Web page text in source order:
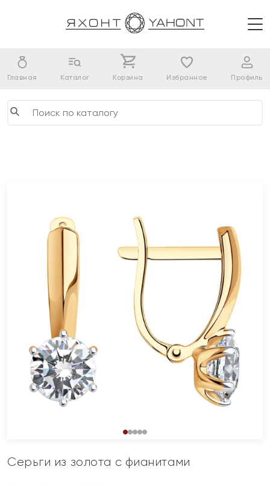
Главная Каталог Корзина Избранное Профиль
Серьги из золота с фианитами